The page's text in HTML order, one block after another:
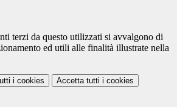
terzi da questo utilizzati si avvalgono di
ed utili alle finalità illustrate nella
i cookies Accetta tutti i cookies